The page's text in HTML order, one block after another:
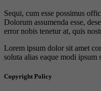
Sequi, cum esse possimus
Dolorum assumenda esse,
error nobis tenetur at, quis
Lorem ipsum dolor sit amet
soluta alias eaque modi
Copyright Policy